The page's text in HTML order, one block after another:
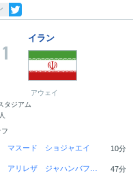
1
タジアム
イラン
アウェイ
10分
マスード ショジャエイ
47分